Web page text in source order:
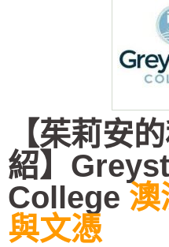
【茱莉安
紹】
College 澳
與文憑